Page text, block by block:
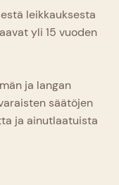
leikkauksesta
yli 15 vuoden
ja langan
säätöjen
ja ainutlaatuista